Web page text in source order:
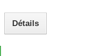
Détails